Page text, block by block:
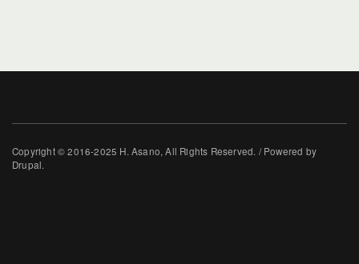
Copyright © 2016-2025 H. Asano, All Rights Reserved. / Powered by
Drupal.